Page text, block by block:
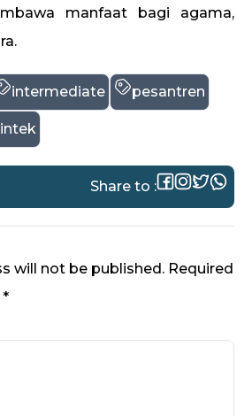
manfaat bagi agama,
intermediate pesantren
Share to :
will not be published. Required
*